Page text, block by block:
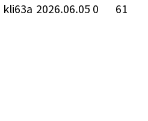
kli63a 2026.06.05 0 61